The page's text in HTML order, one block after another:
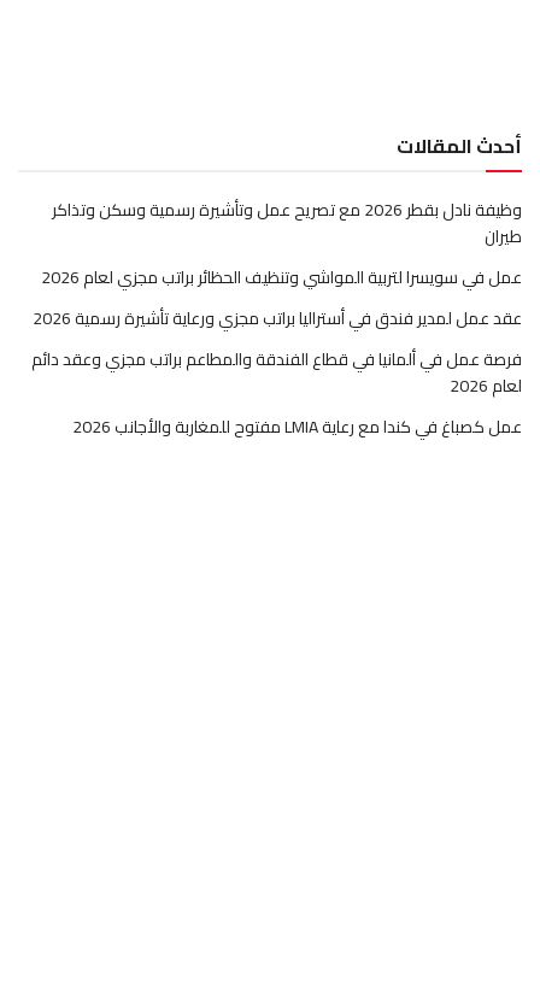
أحدث المقالات
وظيفة نادل بقطر 2026 مع تصريح عمل وتأشيرة رسمية وسكن وتذاكر
طيران
عمل في سويسرا لتربية المواشي وتنظيف الحظائر براتب مجزي لعام 2026
عقد عمل لمدير فندق في أستراليا براتب مجزي ورعاية تأشيرة رسمية 2026
فرصة عمل في ألمانيا في قطاع الفندقة والمطاعم براتب مجزي وعقد دائم
لعام 2026
عمل كصباغ في كندا مع رعاية LMIA مفتوح للمغاربة والأجانب 2026